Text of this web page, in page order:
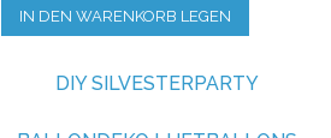
IN DEN WARENKORB LEGEN
DIY SILVESTERPARTY